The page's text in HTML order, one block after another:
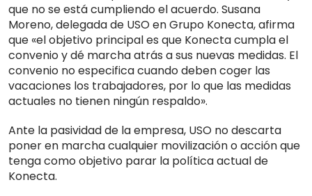
que no se está cumpliendo el acuerdo. Susana
Moreno, delegada de USO en Grupo Konecta, afirma
que «el objetivo principal es que Konecta cumpla el
convenio y dé marcha atrás a sus nuevas medidas. El
convenio no especifica cuando deben coger las
vacaciones los trabajadores, por lo que las medidas
actuales no tienen ningún respaldo».
Ante la pasividad de la empresa, USO no descarta
poner en marcha cualquier movilización o acción que
tenga como objetivo parar la política actual de
Konecta.